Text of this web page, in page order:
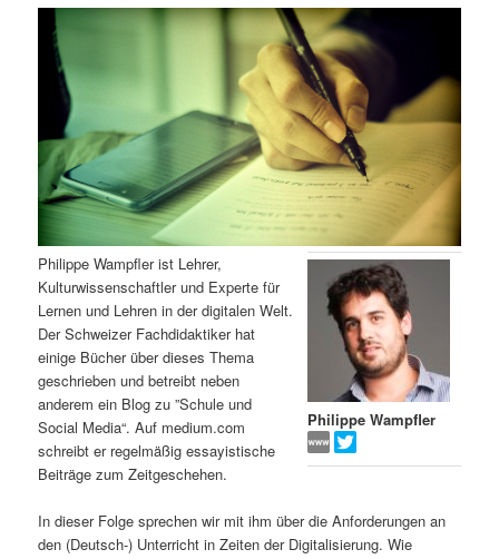
ä
e
n
n
h
a
l
t
s
n
ä
r
n
I
n
h
a
l
n
t
i
o
Philippe Wampfler
Philippe Wampfler ist Lehrer,
Kulturwissenschaftler und Experte für
Lernen und Lehren in der digitalen Welt.
Der Schweizer Fachdidaktiker hat
einige Bücher über dieses Thema
geschrieben und betreibt neben
anderem ein Blog zu ”Schule und
Social Media“. Auf medium.com
schreibt er regelmäßig essayistische
Beiträge zum Zeitgeschehen.
In dieser Folge sprechen wir mit ihm über die Anforderungen an
den (Deutsch-) Unterricht in Zeiten der Digitalisierung. Wie